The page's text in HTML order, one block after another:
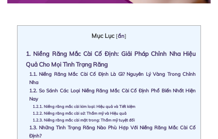
Mục Lục [ẩn]
1. Niềng Răng Mắc Cài Cố Định: Giải Pháp Chỉnh Nha Hiệu
Quả Cho Mọi Tình Trạng Răng
1.1. Niềng Răng Mắc Cài Cố Định Là Gì? Nguyên Lý Vàng Trong Chỉnh
Nha
1.2. So Sánh Các Loại Niềng Răng Mắc Cài Cố Định Phổ Biến Nhất Hiện
Nay
1.2.1. Niềng răng mắc cài kim loại: Hiệu quả và Tiết kiệm
1.2.2. Niềng răng mắc cài sứ: Thẩm mỹ và Hiệu quả
1.2.3. Niềng răng mắc cài mặt trong: Thẩm mỹ tuyệt đối
1.3. Những Tình Trạng Răng Nào Phù Hợp Với Niềng Răng Mắc Cài Cố
Định?